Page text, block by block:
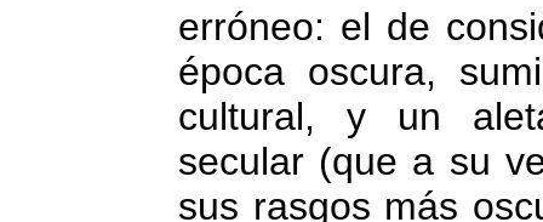
erróneo: el de
época oscura,
cultural, y un
secular (que a su
sus rasgos más